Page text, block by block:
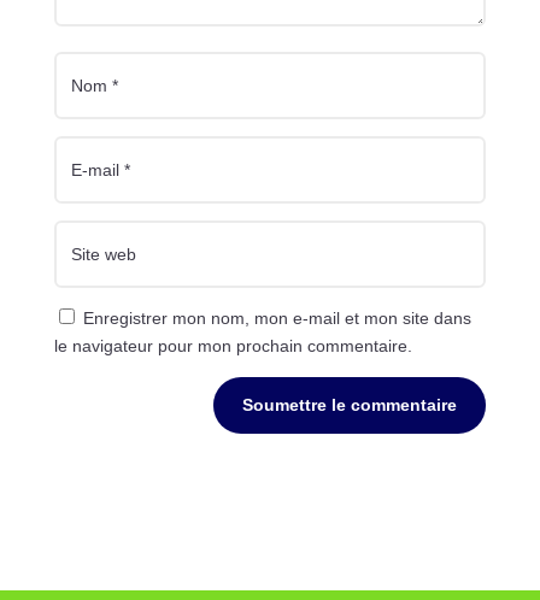
Enregistrer mon nom, mon e-mail et mon site dans
le navigateur pour mon prochain commentaire.
Soumettre le commentaire